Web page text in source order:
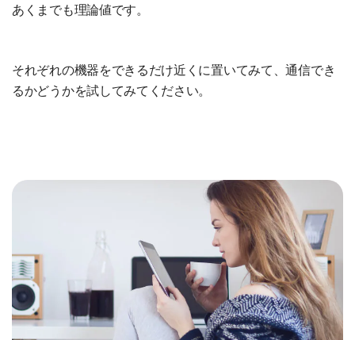
あくまでも理論値です。
それぞれの機器をできるだけ近くに置いてみて、通信でき
るかどうかを試してみてください。